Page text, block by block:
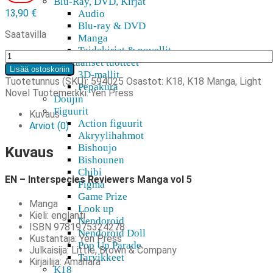
Audio
Blu-ray & DVD
Manga
Taidekirjat & novellit
Digitaaliset tuotteet
3D-mallit
Pepakura
Doujin
Figuurit
Action figuurit
Akryylihahmot
Bishoujo
Bishounen
Chibi
Figma
Game Prize
Look up
Nendoroid
Nendoroid Doll
Pop Up Parade
Tarvikkeet
K18
13,90 €
Saatavilla
EN
-
Interspecies
Reviewers
Lisää ostoskoriin
Tuotetunnus (SKU):594025 Osastot: K18, K18 Manga, Light
Novel Tuotemerkki:Yen Press
Kuvaus
Arviot (0)
Kuvaus
EN – Interspecies Reviewers Manga vol 5
Manga
Kieli: englanti
ISBN 9781975324278
Kustantaja: Yen Press
Julkaisija: Little, Brown & Company
Kirjailija: Amahara